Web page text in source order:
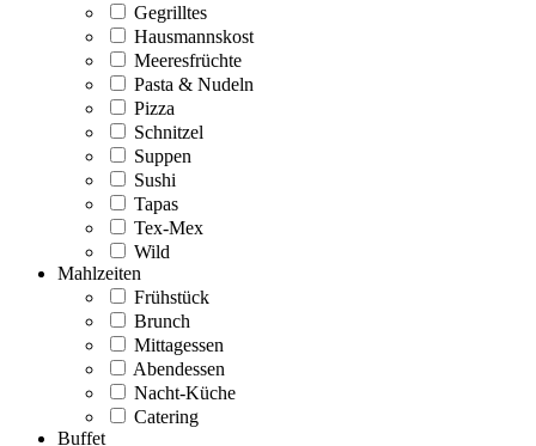
Gegrilltes
Hausmannskost
Meeresfrüchte
Pasta & Nudeln
Pizza
Schnitzel
Suppen
Sushi
Tapas
Tex-Mex
Wild
Mahlzeiten
Frühstück
Brunch
Mittagessen
Abendessen
Nacht-Küche
Catering
Buffet